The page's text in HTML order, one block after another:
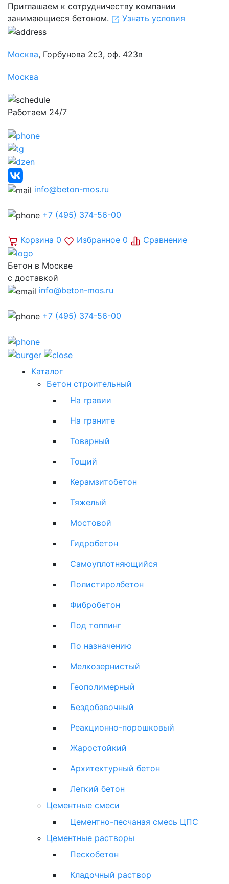
Приглашаем к сотрудничеству компании
занимающиеся бетоном.
Узнать условия
Москва, Горбунова 2с3, оф. 423в
Москва
Работаем 24/7
info@beton-mos.ru
+7 (495) 374-56-00
Корзина 0 Избранное 0 Сравнение
Бетон в Москве
с доставкой
info@beton-mos.ru
+7 (495) 374-56-00
Каталог
Бетон строительный
На гравии
На граните
Товарный
Тощий
Керамзитобетон
Тяжелый
Мостовой
Гидробетон
Самоуплотняющийся
Полистиролбетон
Фибробетон
Под топпинг
По назначению
Мелкозернистый
Геополимерный
Бездобавочный
Реакционно-порошковый
Жаростойкий
Архитектурный бетон
Легкий бетон
Цементные смеси
Цементно-песчаная смесь ЦПС
Цементные растворы
Пескобетон
Кладочный раствор